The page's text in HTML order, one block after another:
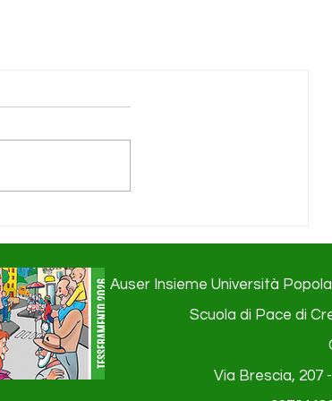
Auser Insieme Università
Scuola di Pace di
Via Brescia, 207